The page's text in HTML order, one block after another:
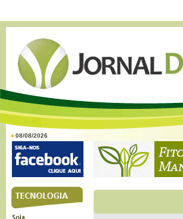
08/08/2026